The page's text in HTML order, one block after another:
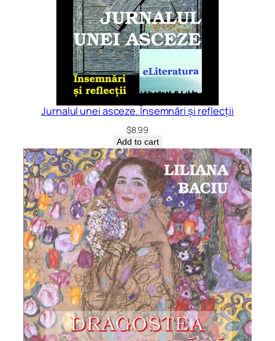
Jurnalul unei asceze. Însemnări și reflecții
$8.99
Add to cart